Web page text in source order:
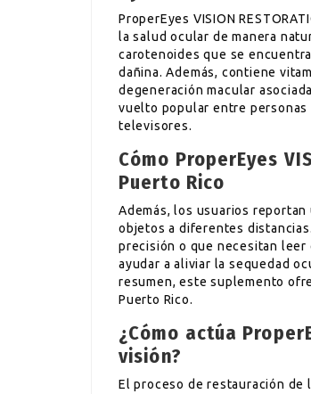
ProperEyes VISION
la salud ocular de manera
carotenoides que se
dañina. Además, contiene
degeneración macular
vuelto popular entre personas
televisores.
Cómo ProperEyes
Puerto Rico
Además, los usuarios
objetos a diferentes
precisión o que necesitan leer
ayudar a aliviar la sequedad
resumen, este suplemento
Puerto Rico.
¿Cómo actúa
visión?
El proceso de restauración de